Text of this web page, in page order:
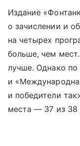
Издание
о зачислении и
на четырех
больше, чем
лучше. Однако по
и
и победители
места — 37 из 38